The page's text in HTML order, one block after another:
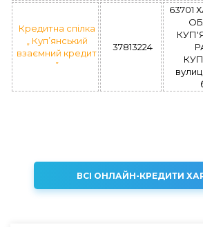
Кредитна спілка
„ Куп’янський
взаємний кредит
”
37813224
63701
ВСІ ОНЛАЙН-КРЕДИТИ